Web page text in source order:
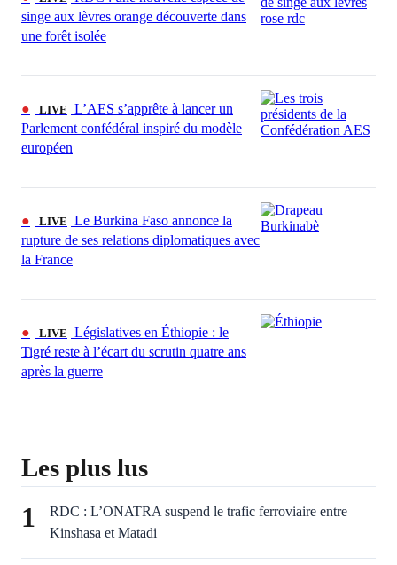
singe aux lèvres orange découverte dans
une forêt isolée
● LIVE
L’AES s’apprête à lancer un
Parlement confédéral inspiré du modèle
européen
● LIVE
Le Burkina Faso annonce la
rupture de ses relations diplomatiques avec
la France
● LIVE
Législatives en Éthiopie : le
Tigré reste à l’écart du scrutin quatre ans
après la guerre
Les plus lus
1
RDC : L’ONATRA suspend le trafic ferroviaire entre
Kinshasa et Matadi